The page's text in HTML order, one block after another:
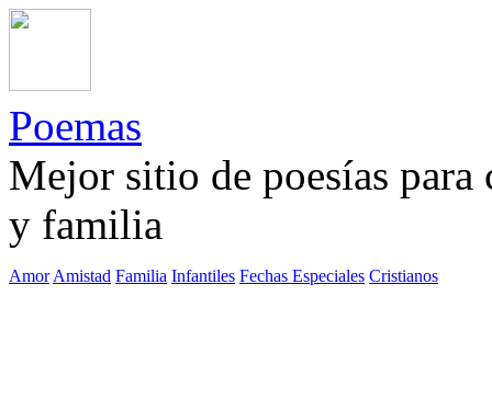
Poemas
Mejor sitio de poesías
y familia
Amor Amistad Familia Infantiles Fechas Especiales Cristianos